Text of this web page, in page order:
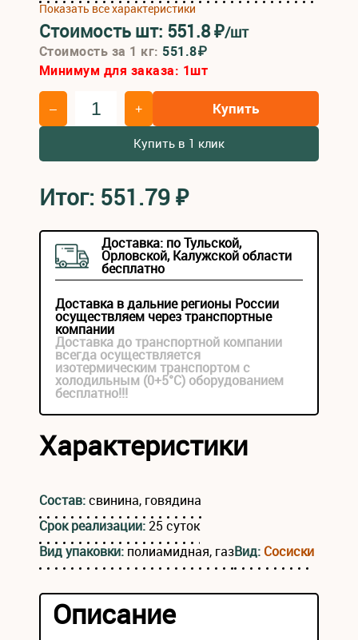
Показать все характеристики
Стоимость шт: 551.8₽/шт
Стоимость за 1 кг: 551.8₽
Минимум для заказа: 1шт
– + Купить
Купить в 1 клик
Итог: 551.79₽
Доставка: по Тульской,
Орловской, Калужской области
бесплатно
Доставка в дальние регионы России
осуществляем через транспортные
компании
Доставка до транспортной компании
всегда осуществляется
изотермическим транспортом с
холодильным (0+5°С) оборудованием
бесплатно!!!
Характеристики
Состав:свинина, говядина
Срок реализации:25 суток
Вид упаковки: полиамидная, газВид: Сосиски
Описание